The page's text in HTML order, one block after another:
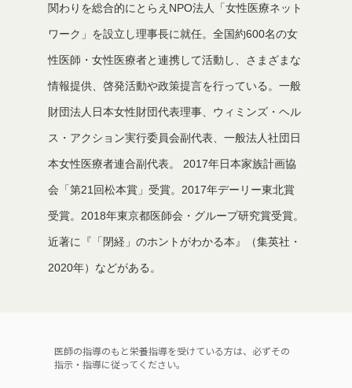
関わりを総合的にとらえNPO法人「女性医療ネット
ワーク」を設立し理事長に就任。全国約600名の女
性医師・女性医療者と連携して活動し、さまざまな
情報提供、啓発活動や政策提言を行っている。一般
財団法人日本女性財団代表理事、ウィミンズ・ヘル
ス・アクション実行委員会副代表、一般法人社団日
本女性医療者連合副代表。 2017年日本家族計画協
会「第21回松本賞」受賞。2017年デーリー東北賞
受賞。2018年東京都医師会・グループ研究賞受賞。
近著に『「閉経」のホントがわかる本』（集英社・
2020年）などがある。
医師の指導のもと栄養指導を受けている方は、必ずその
指示・指導に従ってください。